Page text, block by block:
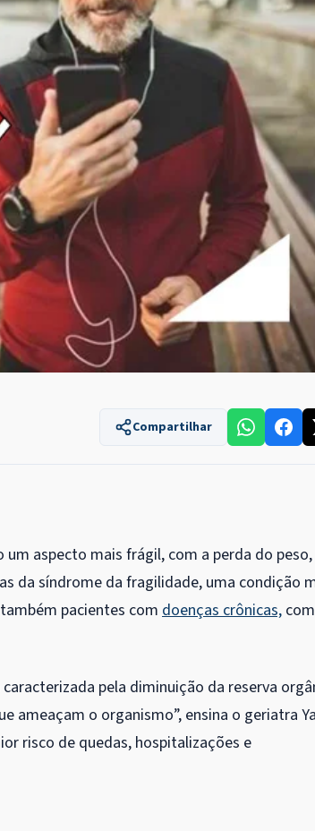
Compartilhar
um aspecto mais frágil, com a perda do peso,
da síndrome da fragilidade, uma condição
pacientes com doenças crônicas,
pela diminuição da reserva
ameaçam o organismo”, ensina o geriatra
risco de quedas, hospitalizações e